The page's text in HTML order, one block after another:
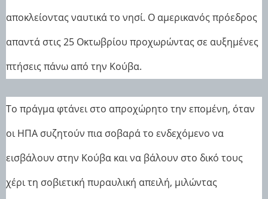
αποκλείοντας ναυτικά το νησί. Ο αμερικανός πρόεδρος
απαντά στις 25 Οκτωβρίου προχωρώντας σε αυξημένες
πτήσεις πάνω από την Κούβα.
Το πράγμα φτάνει στο απροχώρητο την επομένη, όταν
οι ΗΠΑ συζητούν πια σοβαρά το ενδεχόμενο να
εισβάλουν στην Κούβα και να βάλουν στο δικό τους
χέρι τη σοβιετική πυραυλική απειλή, μιλώντας